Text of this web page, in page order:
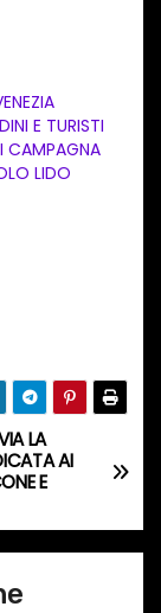
E TURISTI
CAMPAGNA
LIDO
LA
AI
E